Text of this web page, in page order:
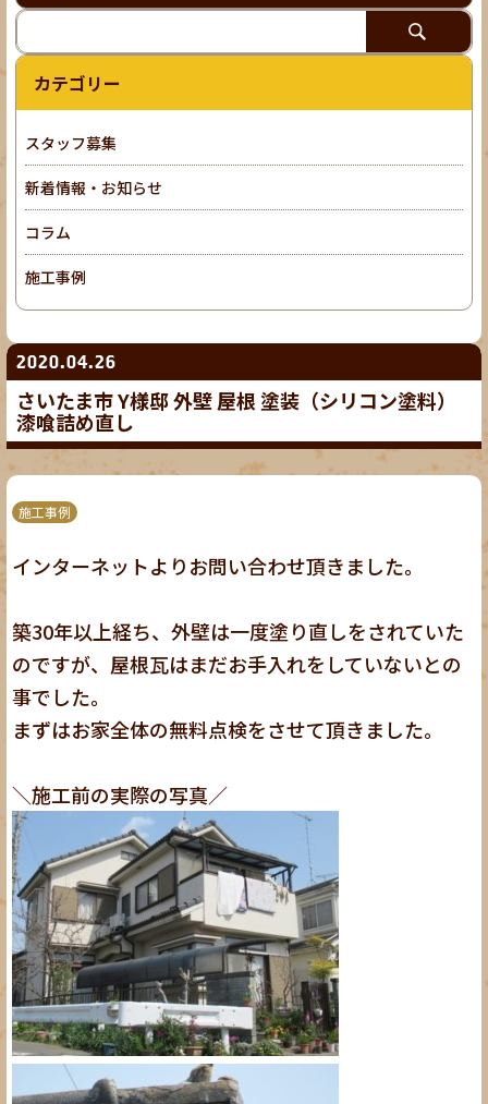
2020.04.26
さいたま市 Y様邸 外壁 屋根 塗装（シリコン塗料）
漆喰詰め直し
施工事例
インターネットよりお問い合わせ頂きました。
築30年以上経ち、外壁は一度塗り直しをされていた
のですが、屋根瓦はまだお手入れをしていないとの
事でした。
まずはお家全体の無料点検をさせて頂きました。
＼施工前の実際の写真／
カテゴリー
スタッフ募集
新着情報・お知らせ
コラム
施工事例